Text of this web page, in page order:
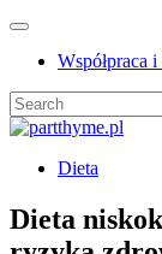
Toggle
navigationWspółpraca
Dieta
Dieta